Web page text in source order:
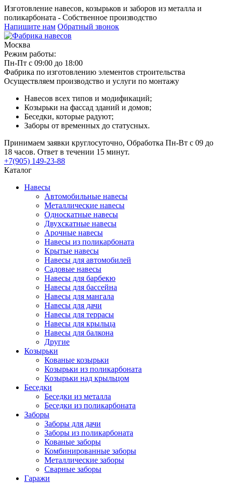
Изготовление навесов, козырьков и заборов из металла и
поликарбоната - Собственное производство
Напишите нам Обратный звонок
Москва
Режим работы:
Пн-Пт с 09:00 до 18:00
Фабрика по изготовлению элементов строительства
Осуществляем производство и услуги по монтажу
Навесов всех типов и модификаций;
Козырьки на фассад зданий и домов;
Беседки, которые радуют;
Заборы от временных до статусных.
Принимаем заявки круглосуточно, Обработка Пн-Вт с 09 до
18 часов. Ответ в течении 15 минут.
+7(905) 149-23-88
Каталог
Навесы
Автомобильные навесы
Металлические навесы
Односкатные навесы
Двухскатные навесы
Арочные навесы
Навесы из поликарбоната
Крытые навесы
Навесы для автомобилей
Садовые навесы
Навесы для барбекю
Навесы для бассейна
Навесы для мангала
Навесы для дачи
Навесы для террасы
Навесы для крыльца
Навесы для балкона
Другие
Козырьки
Кованые козырьки
Козырьки из поликарбоната
Козырьки над крыльцом
Беседки
Беседки из металла
Беседки из поликарбоната
Заборы
Заборы для дачи
Заборы из поликарбоната
Кованые заборы
Комбинированные заборы
Металлические заборы
Сварные заборы
Гаражи